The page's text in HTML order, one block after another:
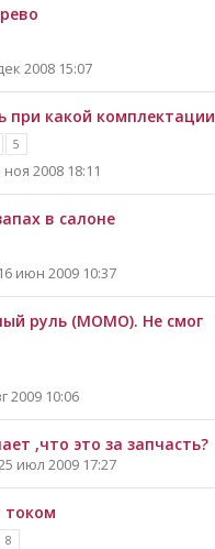
2008 15:07
при какой комплектации
5
ноя 2008 18:11
в салоне
июн 2009 10:37
руль (MOMO). Не смог
2009 10:06
,что это за запчасть?
июл 2009 17:27
8